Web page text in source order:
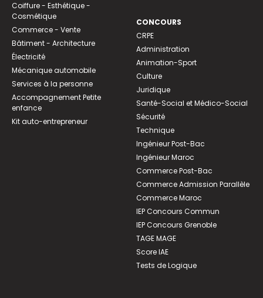
Coiffure - Esthétique -
Cosmétique
Commerce - Vente
Bâtiment - Architecture
Électricité
Mécanique automobile
Services à la personne
Accompagnement Petite
enfance
Kit auto-entrepreneur
CONCOURS
CRPE
Administration
Animation-Sport
Culture
Juridique
Santé-Social et Médico-Social
Sécurité
Technique
Ingénieur Post-Bac
Ingénieur Maroc
Commerce Post-Bac
Commerce Admission Parallèle
Commerce Maroc
IEP Concours Commun
IEP Concours Grenoble
TAGE MAGE
Score IAE
Tests de Logique